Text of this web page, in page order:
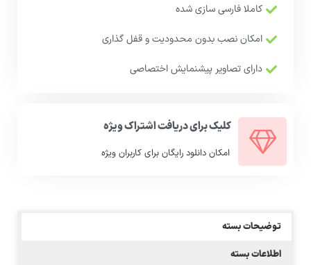
کاملا فارسی سازی شده
امکان نصب بدون محدودیت و قفل گذاری
دارای تصاویر پیشنمایش اختصاصی
کلیک برای دریافت اشتراک ویژه
امکان دانلود رایگان برای کاربران ویژه
توضیحات بسته
اطلاعات بسته